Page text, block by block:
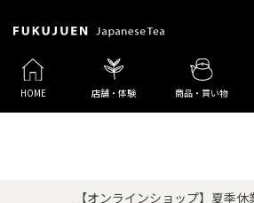
HOME 店舗・体験 商品・買い物
【オンラインショップ】夏季